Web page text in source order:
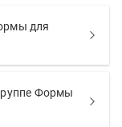
для
Формы